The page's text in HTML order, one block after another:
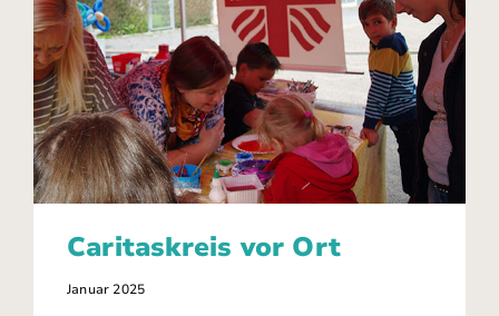
Caritaskreis vor Ort
Januar 2025